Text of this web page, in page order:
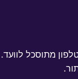
מתוסכל